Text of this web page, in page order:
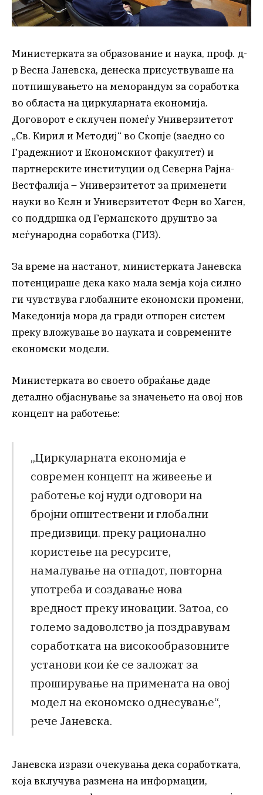
Министерката за образование и наука, проф. д-
р Весна Јаневска, денеска присуствуваше на
потпишувањето на меморандум за соработка
во областа на циркуларната економија.
Договорот е склучен помеѓу Универзитетот
„Св. Кирил и Методиј“ во Скопје (заедно со
Градежниот и Економскиот факултет) и
партнерските институции од Северна Рајна-
Вестфалија – Универзитетот за применети
науки во Келн и Универзитетот Ферн во Хаген,
со поддршка од Германското друштво за
меѓународна соработка (ГИЗ).
За време на настанот, министерката Јаневска
потенцираше дека како мала земја која силно
ги чувствува глобалните економски промени,
Македонија мора да гради отпорен систем
преку вложување во науката и современите
економски модели.
Министерката во своето обраќање даде
детално објаснување за значењето на овој нов
концепт на работење:
„Циркуларната економија е
современ концепт на живеење и
работење кој нуди одговори на
бројни општествени и глобални
предизвици. преку рационално
користење на ресурсите,
намалување на отпадот, повторна
употреба и создавање нова
вредност преку иновации. Затоа, со
големо задоволство ја поздравувам
соработката на високообразовните
установи кои ќе се заложат за
проширување на примената на овој
модел на економско однесување“,
рече Јаневска.
Јаневска изрази очекувања дека соработката,
која вклучува размена на информации,